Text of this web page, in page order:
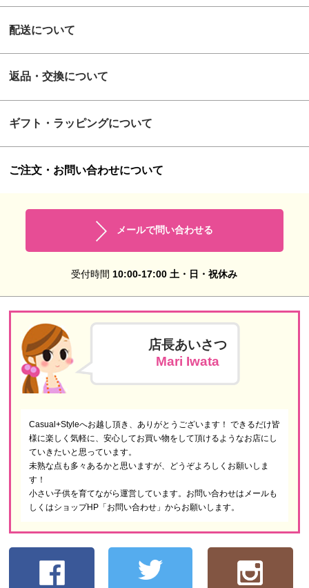
配送について
返品・交換について
ギフト・ラッピングについて
ご注文・お問い合わせについて
メールで問い合わせる
受付時間 10:00-17:00 土・日・祝休み
店長あいさつ
Mari Iwata
Casual+Styleへお越し頂き、ありがとうございます！ できるだけ皆
様に楽しく気軽に、安心してお買い物をして頂けるようなお店にし
ていきたいと思っています。
未熟な点も多々あるかと思いますが、どうぞよろしくお願いしま
す！
小さい子供を育てながら運営しています。お問い合わせはメールも
しくはショップHP「お問い合わせ」からお願いします。